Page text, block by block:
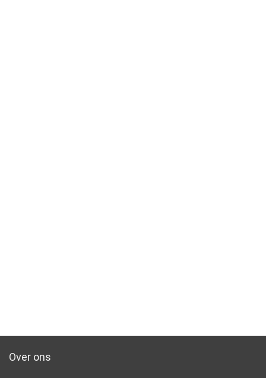
Over ons